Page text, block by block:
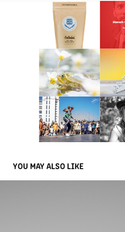
YOU MAY ALSO LIKE